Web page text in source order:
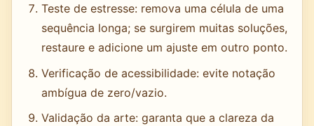
Teste de estresse: remova uma célula de uma
sequência longa; se surgirem muitas soluções,
restaure e adicione um ajuste em outro ponto.
Verificação de acessibilidade: evite notação
ambígua de zero/vazio.
Validação da arte: garanta que a clareza da